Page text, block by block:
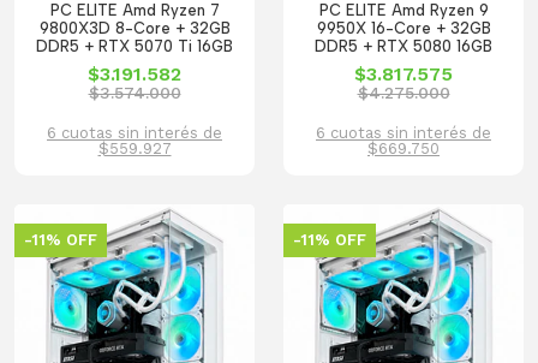
PC ELITE Amd Ryzen 7
9800X3D 8-Core + 32GB
DDR5 + RTX 5070 Ti 16GB
$3.191.582
$3.574.000
6 cuotas sin interés de
$559.927
PC ELITE Amd Ryzen 9
9950X 16-Core + 32GB
DDR5 + RTX 5080 16GB
$3.817.575
$4.275.000
6 cuotas sin interés de
$669.750
-11% OFF -11% OFF